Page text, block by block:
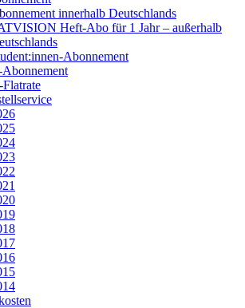
innerhalb Deutschlands
Heft-Abo für 1 Jahr – außerhalb
Abonnement
Abonnement